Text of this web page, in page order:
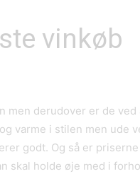
vinkøb
derudover er de
varme i stilen men ude
godt. Og så er
skal holde øje med i